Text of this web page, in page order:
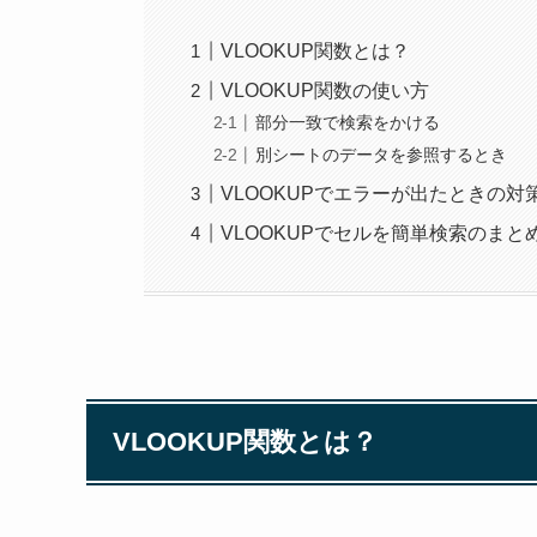
VLOOKUP関数とは？
VLOOKUP関数の使い方
部分一致で検索をかける
別シートのデータを参照するとき
VLOOKUPでエラーが出たときの対
VLOOKUPでセルを簡単検索のまと
VLOOKUP関数とは？